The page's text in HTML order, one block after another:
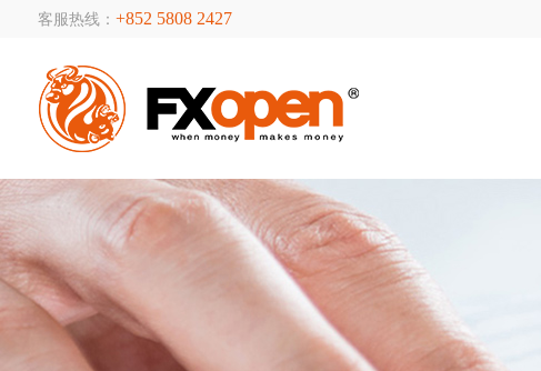
客服热线： +852 5808 2427